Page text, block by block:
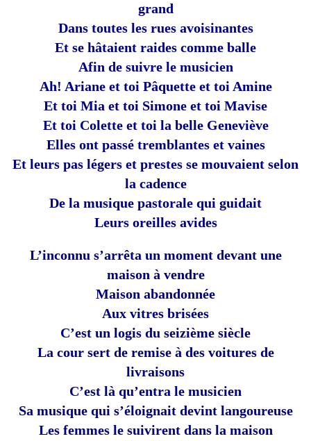
grand
Dans toutes les rues avoisinantes
Et se hâtaient raides comme balle
Afin de suivre le musicien
Ah! Ariane et toi Pâquette et toi Amine
Et toi Mia et toi Simone et toi Mavise
Et toi Colette et toi la belle Geneviève
Elles ont passé tremblantes et vaines
Et leurs pas légers et prestes se mouvaient selon
la cadence
De la musique pastorale qui guidait
Leurs oreilles avides
L’inconnu s’arrêta un moment devant une
maison à vendre
Maison abandonnée
Aux vitres brisées
C’est un logis du seizième siècle
La cour sert de remise à des voitures de
livraisons
C’est là qu’entra le musicien
Sa musique qui s’éloignait devint langoureuse
Les femmes le suivirent dans la maison